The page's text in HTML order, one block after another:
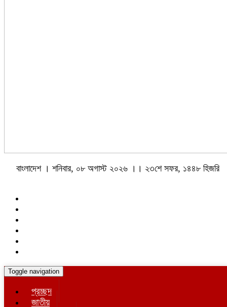
বাংলাদেশ । শনিবার, ০৮ অগাস্ট ২০২৬ ।। ২৩শে সফর, ১৪৪৮ হিজরি
Toggle navigation
প্রচ্ছদ
জাতীয়